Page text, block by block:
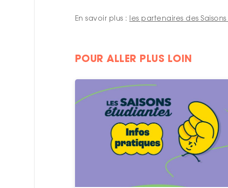
En savoir plus : les partenaires des
POUR ALLER PLUS LOIN